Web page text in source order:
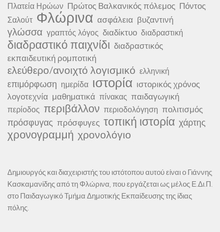
Πλατεία Ηρώων Πρώτος Βαλκανικός πόλεμος Πόντος
Σαλούτ Φλώρινα ασφάλεια βυζαντινή
γλώσσα γραπτός λόγος διαδίκτυο διαδραστική
διαδραστικό παιχνίδι διαδραστικός
εκπαιδευτική ρομποτική
ελεύθερο/ανοιχτό λογισμικό ελληνική
επιμόρφωση ημερίδα ιστορία ιστορικός χρόνος
λογοτεχνία μαθηματικά πίνακας παιδαγωγική
περίοδος περιβάλλον περιοδολόγηση πολιτισμός
πρόσφυγας πρόσφυγες τοπική ιστορία χάρτης
χρονογραμμή χρονολόγιο
Δημιουργός και διαχειριστής του ιστότοπου αυτού είναι ο Γιάννης
Κασκαμανίδης από τη Φλώρινα, που εργάζεται ως μέλος Ε.Δι.Π.
στο Παιδαγωγικό Τμήμα Δημοτικής Εκπαίδευσης της ίδιας
πόλης.